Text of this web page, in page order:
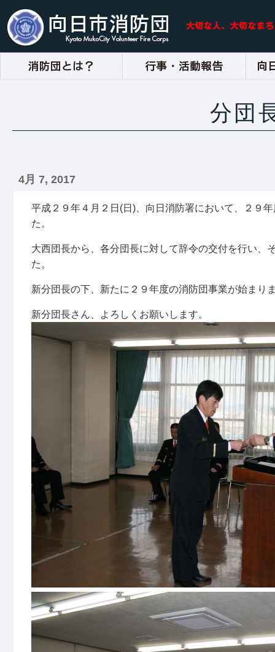
分団
4月 7, 2017
平成２９年４月２日(日)、向日消防署において、２９
た。
大西団長から、各分団長に対して辞令の交付を行い、
た。
新分団長の下、新たに２９年度の消防団事業が始まり
新分団長さん、よろしくお願いします。